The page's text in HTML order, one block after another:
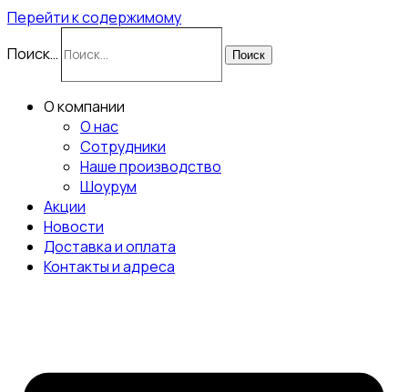
Перейти к содержимому
Поиск…
Поиск
О компании
О нас
Сотрудники
Наше производство
Шоурум
Акции
Новости
Доставка и оплата
Контакты и адреса